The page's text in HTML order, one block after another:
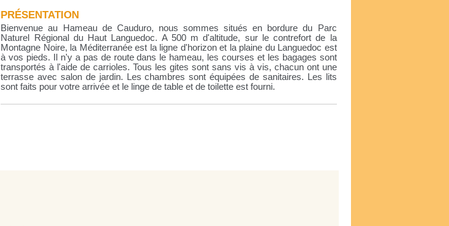
PRÉSENTATION
Bienvenue au Hameau de Cauduro, nous sommes situés en bordure du Parc
Naturel Régional du Haut Languedoc. A 500 m d'altitude, sur le contrefort de la
Montagne Noire, la Méditerranée est la ligne d'horizon et la plaine du Languedoc est
à vos pieds. Il n'y a pas de route dans le hameau, les courses et les bagages sont
transportés à l'aide de carrioles. Tous les gites sont sans vis à vis, chacun ont une
terrasse avec salon de jardin. Les chambres sont équipées de sanitaires. Les lits
sont faits pour votre arrivée et le linge de table et de toilette est fourni.